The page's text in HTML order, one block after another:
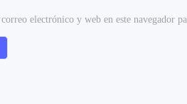
electrónico y web en este navegador